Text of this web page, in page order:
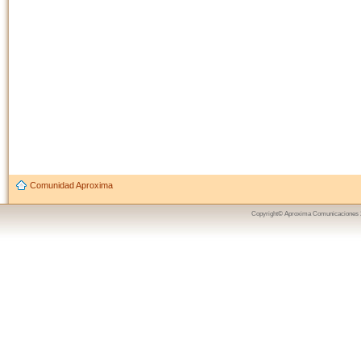
Comunidad Aproxima
Copyright© Aproxima Comunicaciones